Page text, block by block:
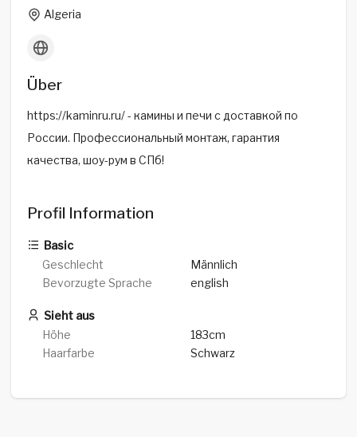
Algeria
Über
https://kaminru.ru/ - камины и печи с доставкой по
России. Профессиональный монтаж, гарантия
качества, шоу-рум в СПб!
Profil Information
Basic
Geschlecht
Männlich
Bevorzugte Sprache
english
Sieht aus
Höhe
183cm
Haarfarbe
Schwarz